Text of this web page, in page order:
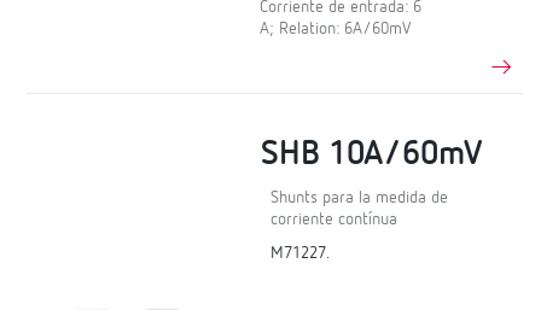
Corriente de entrada: 6
A; Relation: 6A/60mV
SHB 10A/60mV
Shunts para la medida de
corriente contínua
M71227.